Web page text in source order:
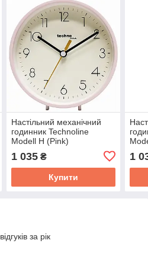
Настільний механічний
годинник Technoline
Modell H (Pink)
1 035₴
Купити
1
за рік